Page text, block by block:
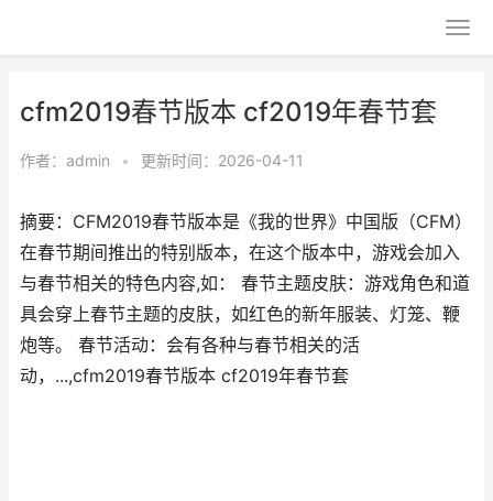
cfm2019春节版本 cf2019年春节套
作者： admin • 更新时间：2026-04-11
摘要：CFM2019春节版本是《我的世界》中国版（CFM）
在春节期间推出的特别版本，在这个版本中，游戏会加入
与春节相关的特色内容,如： 春节主题皮肤：游戏角色和道
具会穿上春节主题的皮肤，如红色的新年服装、灯笼、鞭
炮等。 春节活动：会有各种与春节相关的活
动，...,cfm2019春节版本 cf2019年春节套